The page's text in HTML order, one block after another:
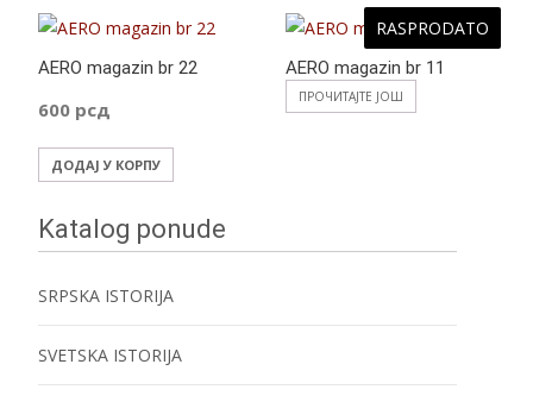
AERO magazin br 22
600 рсд
ДОДАЈ У КОРПУ
RASPRODATO
AERO magazin br 11
ПРОЧИТАЈТЕ ЈОШ
Katalog ponude
SRPSKA ISTORIJA
SVETSKA ISTORIJA